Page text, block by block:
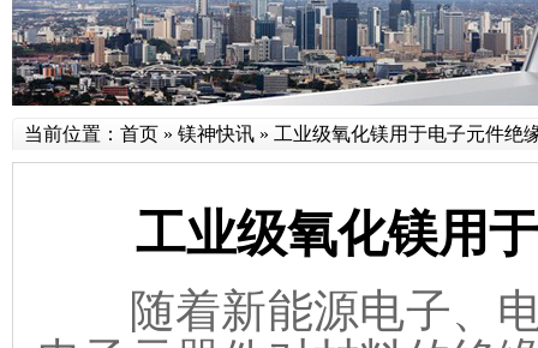
当前位置： 首页 » 镁神快讯 » 工业级氧化镁用于电子元件绝
工业级氧化镁用
随着新能源电子、电